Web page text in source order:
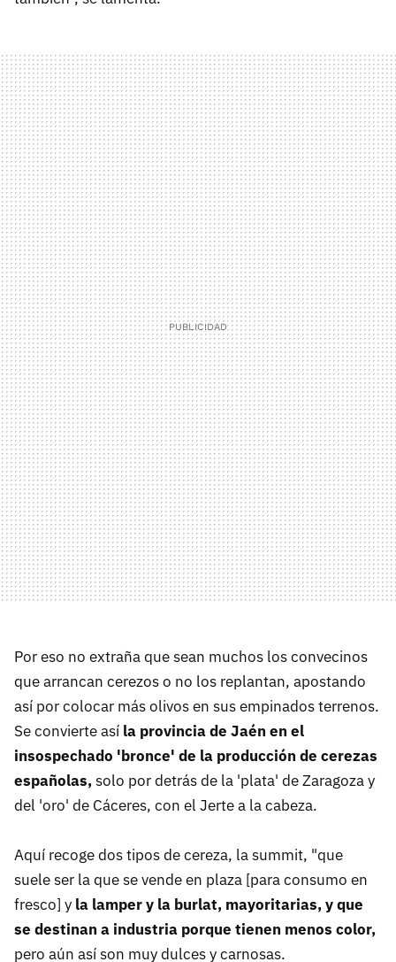
Por eso no extraña que sean muchos los convecinos
que arrancan cerezos o no los replantan, apostando
así por colocar más olivos en sus empinados terrenos.
Se convierte así la provincia de Jaén en el
insospechado 'bronce' de la producción de cerezas
españolas,solo por detrás de la 'plata' de Zaragoza y
del 'oro' de Cáceres, con el Jerte a la cabeza.
Aquí recoge dos tipos de cereza, la summit, "que
suele ser la que se vende en plaza [para consumo en
fresco] y la lamper y la burlat, mayoritarias, y que
se destinan a industria porque tienen menos color,
pero aún así son muy dulces y carnosas.